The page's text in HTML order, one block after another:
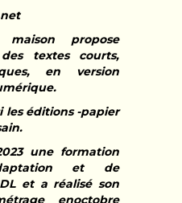
maison propose
textes courts,
en version
les éditions -papier
une formation
et de
et a réalisé son